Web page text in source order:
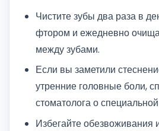
Чистите зубы два раза в
фтором и ежедневно
между зубами.
Если вы заметили
утренние головные боли,
стоматолога о
Избегайте обезвоживания